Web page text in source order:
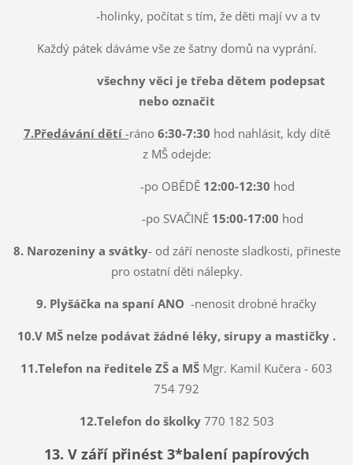
-holinky, počítat s tím, že děti mají vv a tv
Každý pátek dáváme vše ze šatny domů na vyprání.
všechny věci je třeba dětem podepsat
nebo označit
7.Předávání dětí -ráno6:30-7:30 hod nahlásit, kdy dítě
z MŠ odejde:
-po OBĚDĚ 12:00-12:30 hod
-po SVAČINĚ 15:00-17:00 hod
8. Narozeniny a svátky- od září nenoste sladkosti, přineste
pro ostatní děti nálepky.
9. Plyšáčka na spaní ANO -nenosit drobné hračky
10.V MŠ nelze podávat žádné léky, sirupy a mastičky .
11.Telefon na ředitele ZŠ a MŠ Mgr. Kamil Kučera - 603
754 792
12.Telefon do školky 770 182 503
13. V září přinést 3*balení papírových